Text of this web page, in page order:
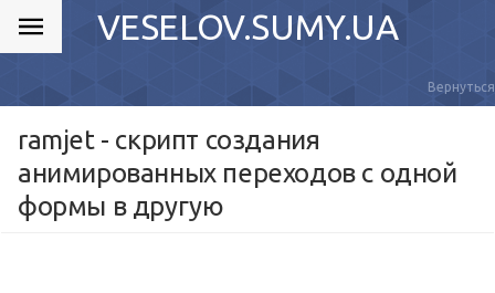
VESELOV.SUMY.UA
Вернуться
ramjet - скрипт создания
анимированных переходов с одной
формы в другую